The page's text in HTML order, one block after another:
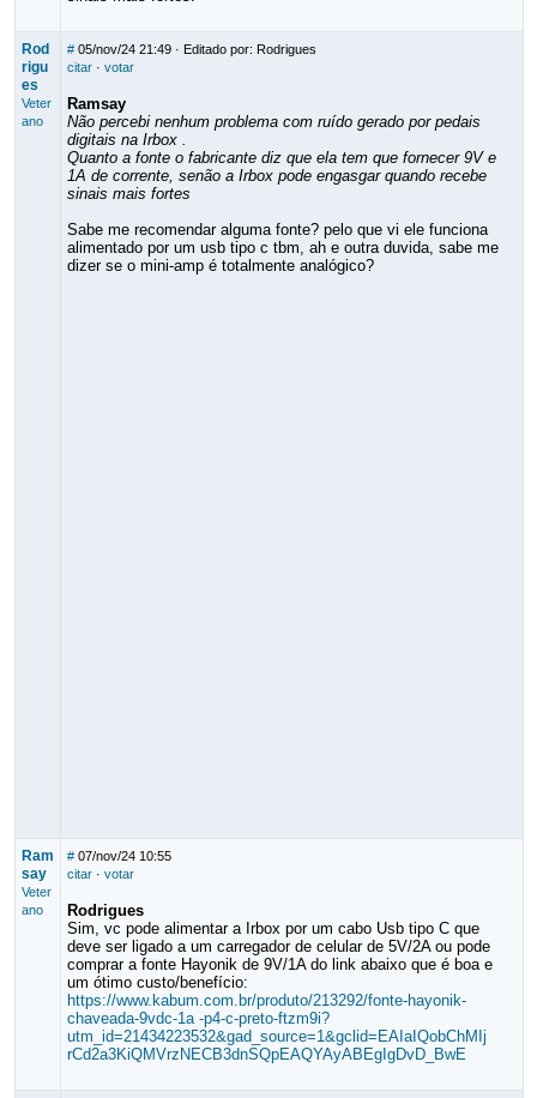
Rod
rigu
es
Veter
ano
# 05/nov/24 21:49· Editado por: Rodrigues
citar· votar
Ramsay
Não percebi nenhum problema com ruído gerado por pedais
digitais na Irbox .
Quanto a fonte o fabricante diz que ela tem que fornecer 9V e
1A de corrente, senão a Irbox pode engasgar quando recebe
sinais mais fortes
Sabe me recomendar alguma fonte? pelo que vi ele funciona
alimentado por um usb tipo c tbm, ah e outra duvida, sabe me
dizer se o mini-amp é totalmente analógico?
Ram
say
Veter
ano
# 07/nov/24 10:55
citar· votar
Rodrigues
Sim, vc pode alimentar a Irbox por um cabo Usb tipo C que
deve ser ligado a um carregador de celular de 5V/2A ou pode
comprar a fonte Hayonik de 9V/1A do link abaixo que é boa e
um ótimo custo/benefício:
https://www.kabum.com.br/produto/213292/fonte-hayonik-
chaveada-9vdc-1a -p4-c-preto-ftzm9i?
utm_id=21434223532&gad_source=1&gclid=EAIaIQobChMIj
rCd2a3KiQMVrzNECB3dnSQpEAQYAyABEgIgDvD_BwE